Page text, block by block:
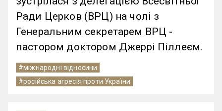
Ради Церков (ВРЦ) на чолі з
Генеральним секретарем ВРЦ -
пастором доктором Джеррі Піллеєм.
#міжнародні відносини
#російська агресія проти України